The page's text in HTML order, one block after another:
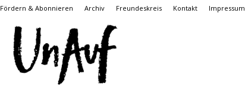
Fördern & Abonnieren Archiv Freundeskreis Kontakt Impressum